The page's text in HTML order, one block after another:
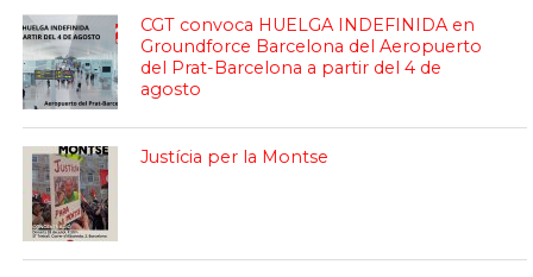
CGT convoca HUELGA INDEFINIDA en
Groundforce Barcelona del Aeropuerto
del Prat-Barcelona a partir del 4 de
agosto
Justícia per la Montse